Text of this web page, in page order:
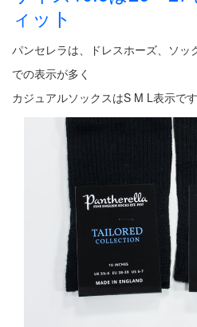
ィット
パンセレラは、ドレスホーズ、ソッ
での表示が多く
カジュアルソックスはS M L表示です